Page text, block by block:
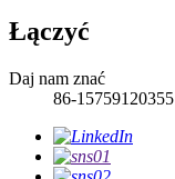
Łączyć
Daj nam znać
86-15759120355